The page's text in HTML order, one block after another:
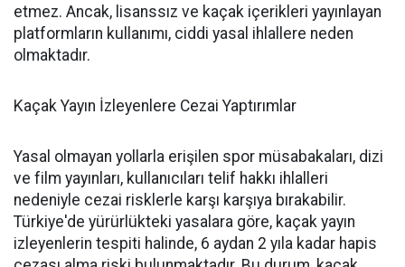
etmez. Ancak, lisanssız ve kaçak içerikleri yayınlayan
platformların kullanımı, ciddi yasal ihlallere neden
olmaktadır.
Kaçak Yayın İzleyenlere Cezai Yaptırımlar
Yasal olmayan yollarla erişilen spor müsabakaları, dizi
ve film yayınları, kullanıcıları telif hakkı ihlalleri
nedeniyle cezai risklerle karşı karşıya bırakabilir.
Türkiye'de yürürlükteki yasalara göre, kaçak yayın
izleyenlerin tespiti halinde, 6 aydan 2 yıla kadar hapis